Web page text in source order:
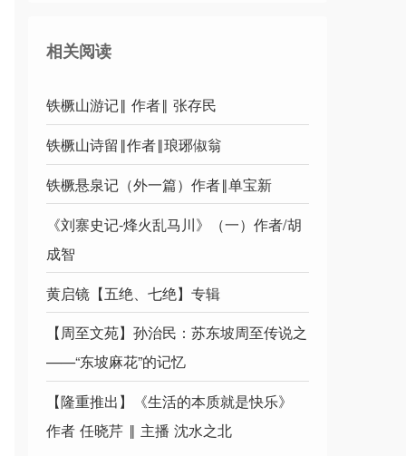
相关阅读
铁橛山游记‖ 作者‖ 张存民
铁橛山诗留‖作者‖琅琊俶翁
铁橛悬泉记（外一篇）作者‖单宝新
《刘寨史记-烽火乱马川》（一）作者/胡
成智
黄启镜【五绝、七绝】专辑
【周至文苑】孙治民：苏东坡周至传说之
——“东坡麻花”的记忆
【隆重推出】《生活的本质就是快乐》
作者 任晓芹 ‖ 主播 沈水之北